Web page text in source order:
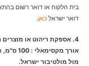
בית הלקוח או דואר רשום
דואר ישראל כאן.
4. אספקת ריהוט או
מול מולטיבור ישראל.